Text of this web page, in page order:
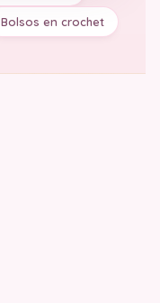
Bolsos en crochet